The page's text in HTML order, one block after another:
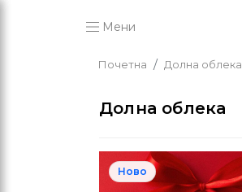
Мени
Почетна Долна облека
Долна облека
Ново